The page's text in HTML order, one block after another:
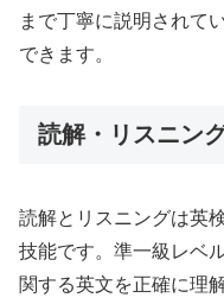
まで丁寧に説明されて
できます。
読解・リスニン
読解とリスニングは英
技能です。準一級レベ
関する英文を正確に理